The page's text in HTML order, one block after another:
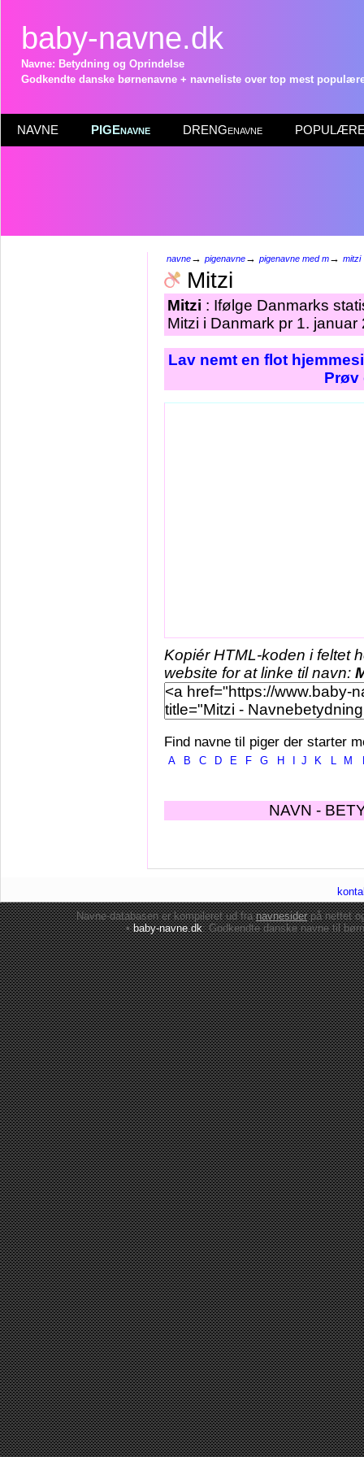
baby-navne.dk
Navne: Betydning og Oprindelse
Godkendte danske børnenavne + navneliste over top mest
NAVNE PIGEnavne DRENGenavne POPULÆRE
navne→ pigenavne→ pigenavne med m→ mitzi
Mitzi
Mitzi : Ifølge Danmarks
Mitzi i Danmark pr 1. januar
Lav nemt en flot
Prøv
Kopiér HTML-koden i feltet
website for at linke til navn:
Find navne til piger der starter
A B C D E F G H J K L M
NAVN -
Navne-databasen er kompileret ud franavnesiderpå nettet
•baby-navne.dk: Godkendte danskenavne til børn